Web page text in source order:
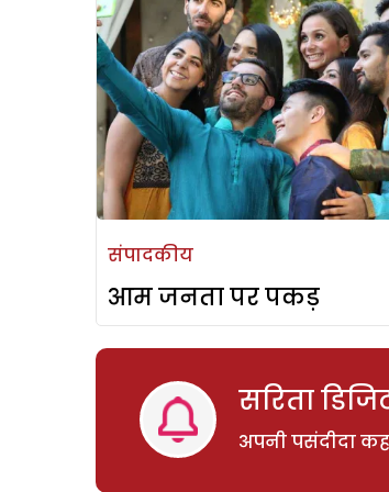
संपादकीय
आम जनता पर पकड़
सरिता
अपनी पसंदीदा